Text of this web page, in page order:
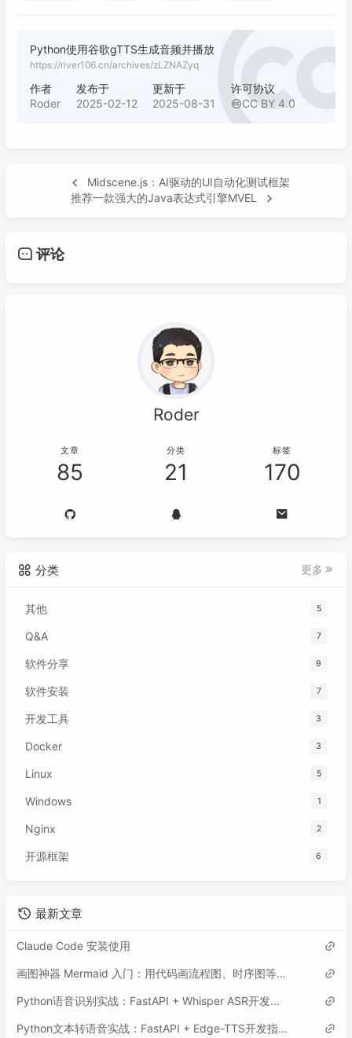
Python使用谷歌gTTS生成音频并播放
https://river106.cn/archives/zLZNAZyq
作者
Roder
发布于
2025-02-12
更新于
2025-08-31
许可协议
CC BY 4.0
Midscene.js：AI驱动的UI自动化测试框架
推荐一款强大的Java表达式引擎MVEL
评论
Roder
文章
85
分类
21
标签
170
分类 更多
其他 5
Q&A 7
软件分享 9
软件安装 7
开发工具 3
Docker 3
Linux 5
Windows 1
Nginx 2
开源框架 6
最新文章
Claude Code 安装使用
画图神器 Mermaid 入门：用代码画流程图、时序图等各类图表
Python语音识别实战：FastAPI + Whisper ASR开发指南
Python文本转语音实战：FastAPI + Edge-TTS开发指南